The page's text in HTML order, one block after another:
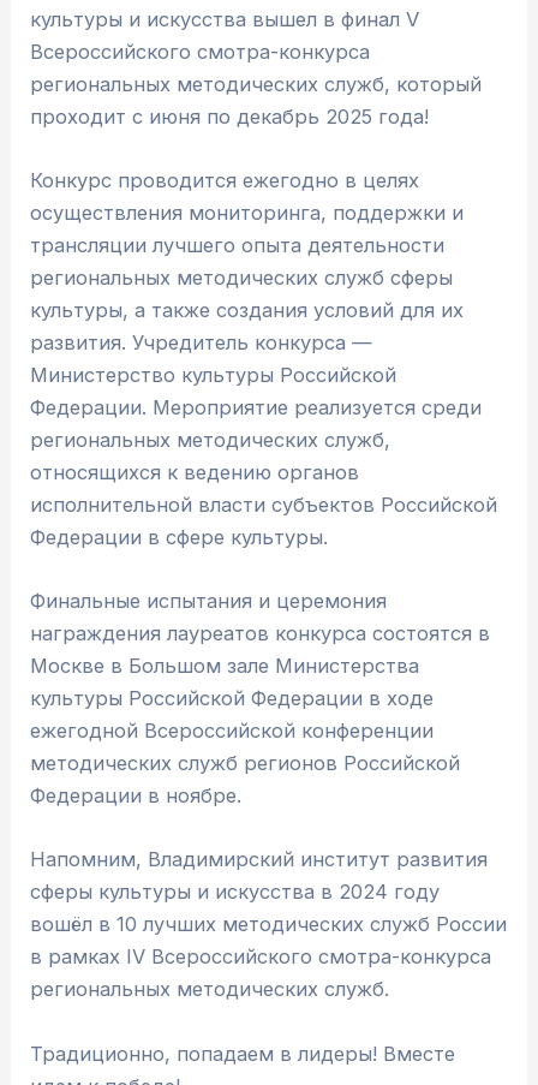
культуры и искусства вышел в финал V
Всероссийского смотра-конкурса
региональных методических служб, который
проходит с июня по декабрь 2025 года!
Конкурс проводится ежегодно в целях
осуществления мониторинга, поддержки и
трансляции лучшего опыта деятельности
региональных методических служб сферы
культуры, а также создания условий для их
развития. Учредитель конкурса —
Министерство культуры Российской
Федерации. Мероприятие реализуется среди
региональных методических служб,
относящихся к ведению органов
исполнительной власти субъектов Российской
Федерации в сфере культуры.
Финальные испытания и церемония
награждения лауреатов конкурса состоятся в
Москве в Большом зале Министерства
культуры Российской Федерации в ходе
ежегодной Всероссийской конференции
методических служб регионов Российской
Федерации в ноябре.
Напомним, Владимирский институт развития
сферы культуры и искусства в 2024 году
вошёл в 10 лучших методических служб России
в рамках IV Всероссийского смотра-конкурса
региональных методических служб.
Традиционно, попадаем в лидеры! Вместе